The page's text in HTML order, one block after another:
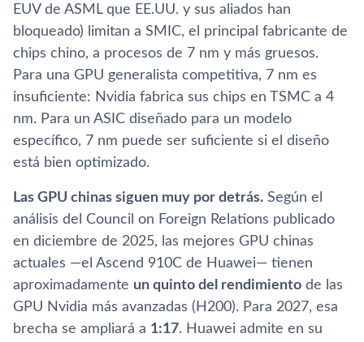
EUV de ASML que EE.UU. y sus aliados han
bloqueado) limitan a SMIC, el principal fabricante de
chips chino, a procesos de 7 nm y más gruesos.
Para una GPU generalista competitiva, 7 nm es
insuficiente: Nvidia fabrica sus chips en TSMC a 4
nm. Para un ASIC diseñado para un modelo
específico, 7 nm puede ser suficiente si el diseño
está bien optimizado.
Las GPU chinas siguen muy por detrás. Según el
análisis del Council on Foreign Relations publicado
en diciembre de 2025, las mejores GPU chinas
actuales —el Ascend 910C de Huawei— tienen
aproximadamente un quinto del rendimiento de las
GPU Nvidia más avanzadas (H200). Para 2027, esa
brecha se ampliará a 1:17. Huawei admite en su